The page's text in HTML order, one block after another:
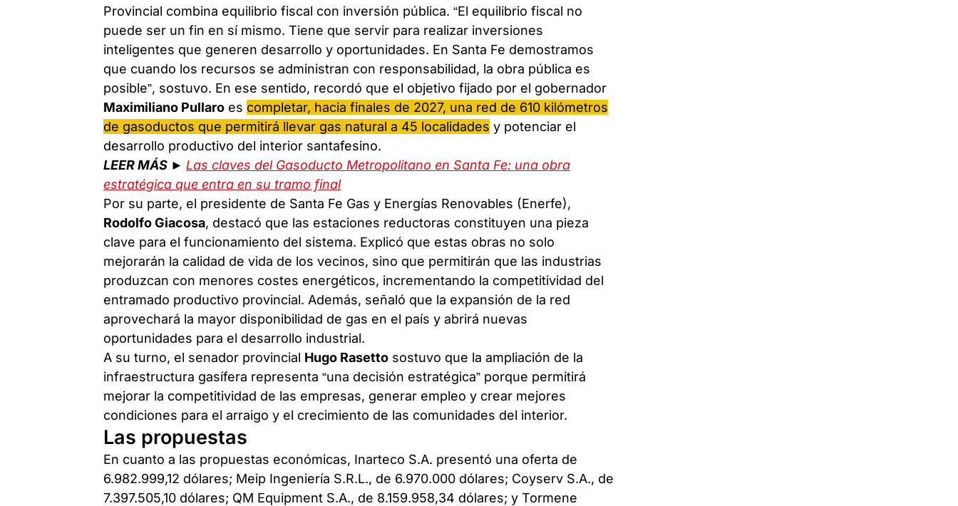
Provincial combina equilibrio fiscal con inversión pública. “El equilibrio fiscal no
puede ser un fin en sí mismo. Tiene que servir para realizar inversiones
inteligentes que generen desarrollo y oportunidades. En Santa Fe demostramos
que cuando los recursos se administran con responsabilidad, la obra pública es
posible”, sostuvo. En ese sentido, recordó que el objetivo fijado por el gobernador
Maximiliano Pullaro es completar, hacia finales de 2027, una red de 610 kilómetros
de gasoductos que permitirá llevar gas natural a 45 localidades y potenciar el
desarrollo productivo del interior santafesino.
LEER MÁS ► Las claves del Gasoducto Metropolitano en Santa Fe: una obra
estratégica que entra en su tramo final
Por su parte, el presidente de Santa Fe Gas y Energías Renovables (Enerfe),
Rodolfo Giacosa, destacó que las estaciones reductoras constituyen una pieza
clave para el funcionamiento del sistema. Explicó que estas obras no solo
mejorarán la calidad de vida de los vecinos, sino que permitirán que las industrias
produzcan con menores costes energéticos, incrementando la competitividad del
entramado productivo provincial. Además, señaló que la expansión de la red
aprovechará la mayor disponibilidad de gas en el país y abrirá nuevas
oportunidades para el desarrollo industrial.
A su turno, el senador provincial Hugo Rasetto sostuvo que la ampliación de la
infraestructura gasífera representa “una decisión estratégica” porque permitirá
mejorar la competitividad de las empresas, generar empleo y crear mejores
condiciones para el arraigo y el crecimiento de las comunidades del interior.
Las propuestas
En cuanto a las propuestas económicas, Inarteco S.A. presentó una oferta de
6.982.999,12 dólares; Meip Ingeniería S.R.L., de 6.970.000 dólares; Coyserv S.A., de
7.397.505,10 dólares; QM Equipment S.A., de 8.159.958,34 dólares; y Tormene